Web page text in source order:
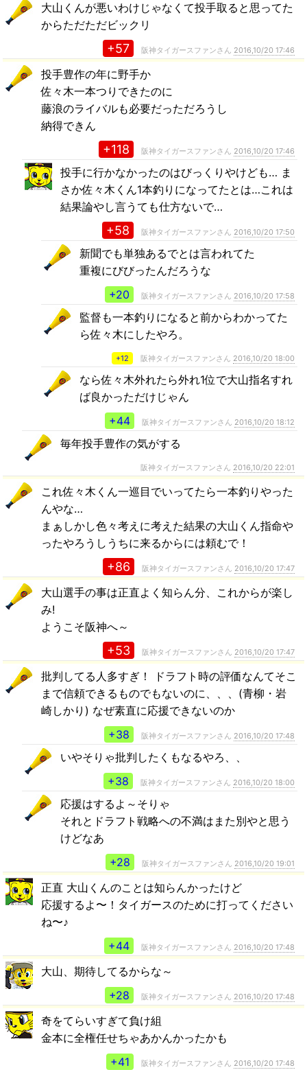
大山くんが悪いわけじゃなくて投手取ると思ってた
からただただビックリ
+57 阪神タイガースファンさん 2016,10/20 17:46
投手豊作の年に野手か
佐々木一本つりできたのに
藤浪のライバルも必要だっただろうし
納得できん
+118 阪神タイガースファンさん 2016,10/20 17:46
投手に行かなかったのはびっくりやけども… ま
さか佐々木くん1本釣りになってたとは…これは
結果論やし言うても仕方ないで…
+58 阪神タイガースファンさん 2016,10/20 17:50
新聞でも単独あるでとは言われてた
重複にびびったんだろうな
+20
阪神タイガースファンさん 2016,10/20 17:58
監督も一本釣りになると前からわかってた
ら佐々木にしたやろ。
+12 阪神タイガースファンさん 2016,10/20 18:00
なら佐々木外れたら外れ1位で大山指名すれ
ば良かっただけじゃん
+44
阪神タイガースファンさん 2016,10/20 18:12
毎年投手豊作の気がする
阪神タイガースファンさん 2016,10/20 22:01
これ佐々木くん一巡目でいってたら一本釣りやった
んやな…
まぁしかし色々考えに考えた結果の大山くん指命や
ったやろうしうちに来るからには頼むで！
+86 阪神タイガースファンさん 2016,10/20 17:47
大山選手の事は正直よく知らん分、これからが楽し
み!
ようこそ阪神へ～
+53 阪神タイガースファンさん 2016,10/20 17:47
批判してる人多すぎ！ ドラフト時の評価なんてそこ
まで信頼できるものでもないのに、、、(青柳・岩
崎しかり) なぜ素直に応援できないのか
+38
阪神タイガースファンさん 2016,10/20 17:48
いやそりゃ批判したくもなるやろ、、
+38
阪神タイガースファンさん 2016,10/20 18:00
応援はするよ～そりゃ
それとドラフト戦略への不満はまた別やと思う
けどなあ
+28
阪神タイガースファンさん 2016,10/20 19:01
正直 大山くんのことは知らんかったけど
応援するよ〜！タイガースのために打ってください
ね〜♪
+44
阪神タイガースファンさん 2016,10/20 17:48
大山、期待してるからな～
+28
阪神タイガースファンさん 2016,10/20 17:48
奇をてらいすぎて負け組
金本に全権任せちゃあかんかったかも
+41
阪神タイガースファンさん 2016,10/20 17:48